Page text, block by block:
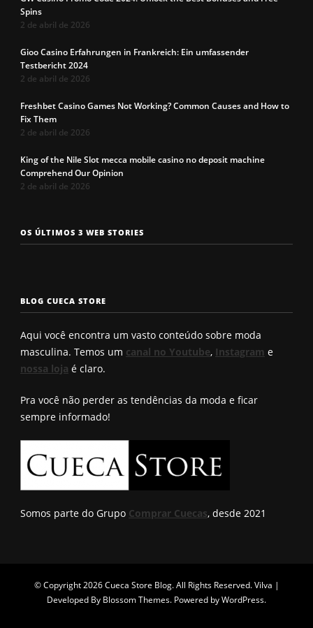
Spins
2 de abril de 2026
Gioo Casino Erfahrungen in Frankreich: Ein umfassender
Testbericht 2024
2 de abril de 2026
Freshbet Casino Games Not Working? Common Causes and How to
Fix Them
2 de abril de 2026
King of the Nile Slot mecca mobile casino no deposit machine
Comprehend Our Opinion
2 de abril de 2026
OS ÚLTIMOS 3 WEB STORIES
Os 7 tipos de
rosto
Cueca com
enchimento
a cueca
Roberto
BLOG CUECA STORE
Aqui você encontra um vasto conteúdo sobre moda
masculina. Temos um canal no Youtube, Instagram e
nossa loja é claro.
Pra você não perder as tendências da moda e ficar
sempre informado!
Somos parte do Grupo Comprar Cuecas, desde 2021
© Copyright 2026Cueca Store Blog. All Rights Reserved.Vilva |
Developed By Blossom Themes. Powered byWordPress.